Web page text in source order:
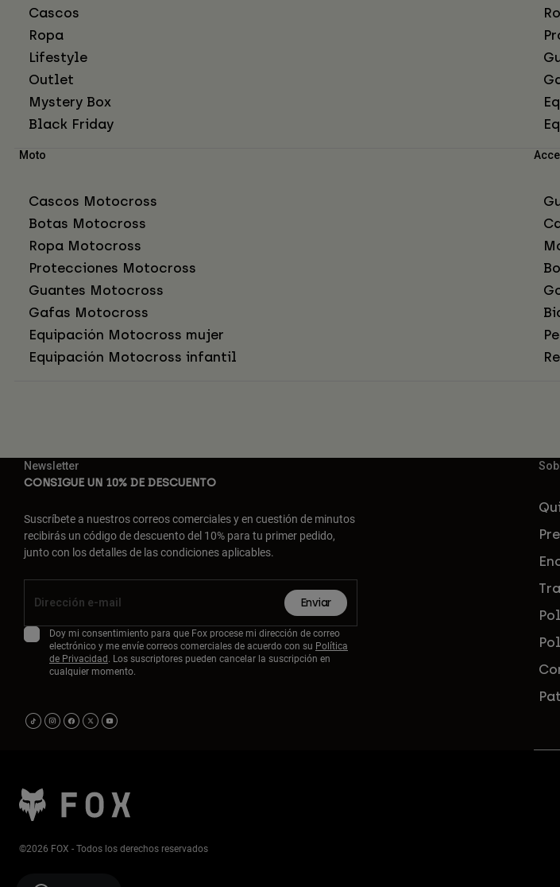
Cascos
Ropa
Lifestyle
Outlet
Mystery Box
Black Friday
Moto
Cascos Motocross
Botas Motocross
Ropa Motocross
Protecciones Motocross
Guantes Motocross
Gafas Motocross
Equipación Motocross mujer
Equipación Motocross infantil
Newsletter
CONSIGUE UN 10% DE DESCUENTO
Suscríbete a nuestros correos comerciales y en cuestión de minutos
recibirás un código de descuento del 10% para tu primer pedido,
junto con los detalles de las condiciones aplicables.
Enviar
Doy mi consentimiento para que Fox procese mi dirección de correo
electrónico y me envíe correos comerciales de acuerdo con su Política
de Privacidad. Los suscriptores pueden cancelar la suscripción en
cualquier momento.
©2026 FOX - Todos los derechos reservados